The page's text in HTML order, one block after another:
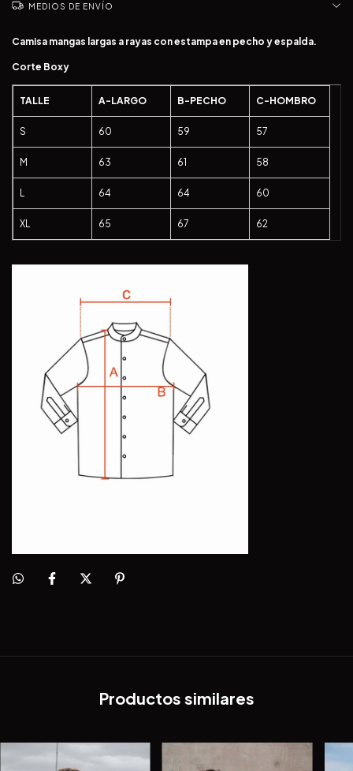
MEDIOS DE ENVÍO
Camisa mangas largas a rayas con estampa en pecho y espalda.
Corte Boxy
TALLE A-LARGO B-PECHO C-HOMBRO
S 60 59 57
M 63 61 58
64 64 60
XL 65 67 62
Productos similares